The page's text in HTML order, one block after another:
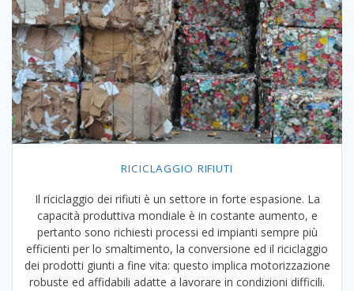
RICICLAGGIO RIFIUTI
Il riciclaggio dei rifiuti è un settore in forte espasione. La
capacità produttiva mondiale è in costante aumento, e
pertanto sono richiesti processi ed impianti sempre più
efficienti per lo smaltimento, la conversione ed il riciclaggio
dei prodotti giunti a fine vita: questo implica motorizzazione
robuste ed affidabili adatte a lavorare in condizioni difficili.